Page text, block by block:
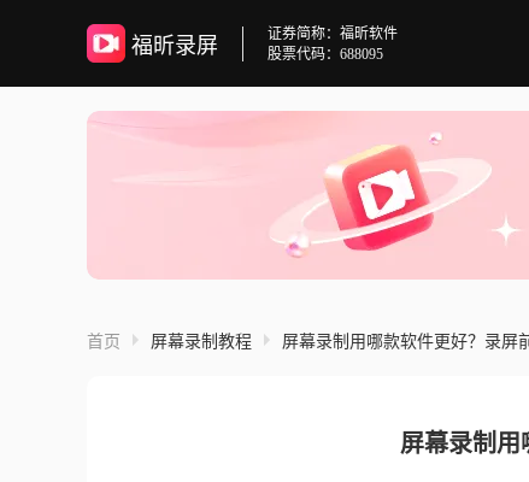
福昕录屏
证券简称：福昕软件
股票代码：688095
首页 屏幕录制教程 屏幕录制用哪款软件更好？录屏
屏幕录制用